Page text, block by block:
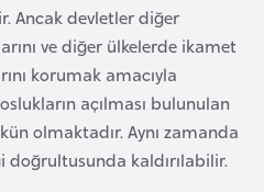
Ancak devletler diğer
ve diğer ülkelerde ikamet
korumak amacıyla
açılması bulunulan
olmaktadır. Aynı zamanda
doğrultusunda kaldırılabilir.